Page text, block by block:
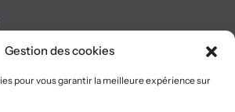
Gestion des cookies
pour vous garantir la meilleure expérience sur